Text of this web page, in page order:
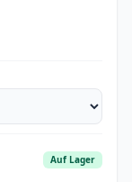
Auf Lager